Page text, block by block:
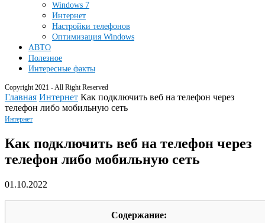
Windows 7
Интернет
Настройки телефонов
Оптимизация Windows
АВТО
Полезное
Интересные факты
Copyright 2021 - All Right Reserved
Главная Интернет Как подключить веб на телефон через
телефон либо мобильную сеть
Интернет
Как подключить веб на телефон через
телефон либо мобильную сеть
01.10.2022
Содержание: